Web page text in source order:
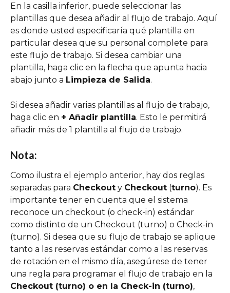
En la casilla inferior, puede seleccionar las
plantillas que desea añadir al flujo de trabajo. Aquí
es donde usted especificaría qué plantilla en
particular desea que su personal complete para
este flujo de trabajo. Si desea cambiar una
plantilla, haga clic en la flecha que apunta hacia
abajo junto a Limpieza de Salida.
Si desea añadir varias plantillas al flujo de trabajo,
haga clic en + Añadir plantilla. Esto le permitirá
añadir más de 1 plantilla al flujo de trabajo.
Nota:
Como ilustra el ejemplo anterior, hay dos reglas
separadas para Checkout y Checkout (turno). Es
importante tener en cuenta que el sistema
reconoce un checkout (o check-in) estándar
como distinto de un Checkout (turno) o Check-in
(turno). Si desea que su flujo de trabajo se aplique
tanto a las reservas estándar como a las reservas
de rotación en el mismo día, asegúrese de tener
una regla para programar el flujo de trabajo en la
Checkout (turno) o en la Check-in (turno),